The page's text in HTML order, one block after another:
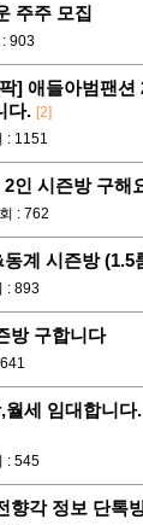
주주 모집
: 903
] 애들아범팬션
다. [2]
: 1151
2인 시즌방 구해
: 762
계 시즌방 (1.5
: 893
방 구합니다
월세 임대합니
: 545
향각 정보 단톡